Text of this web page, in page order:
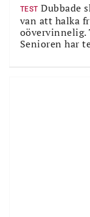
TEST Dubbade
van att halka
oövervinnelig.
Senioren har